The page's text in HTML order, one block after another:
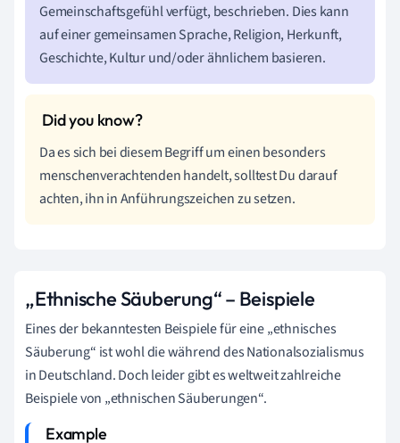
Gemeinschaftsgefühl verfügt, beschrieben. Dies kann
auf einer gemeinsamen Sprache, Religion, Herkunft,
Geschichte, Kultur und/oder ähnlichem basieren.
Da es sich bei diesem Begriff um einen besonders
menschenverachtenden handelt, solltest Du darauf
achten, ihn in Anführungszeichen zu setzen.
„Ethnische Säuberung“ – Beispiele
Eines der bekanntesten Beispiele für eine „ethnisches
Säuberung“ ist wohl die während des Nationalsozialismus
in Deutschland. Doch leider gibt es weltweit zahlreiche
Beispiele von „ethnischen Säuberungen“.